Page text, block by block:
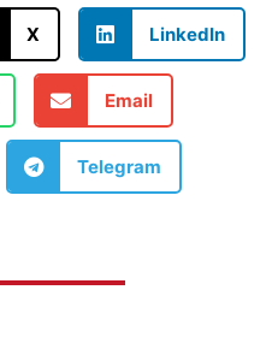
X LinkedIn
Email
Telegram